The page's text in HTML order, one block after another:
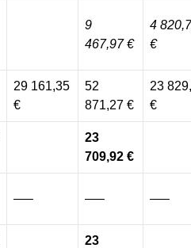
9
467,97€
4
€
29 161,35
€
52
871,27 €
23
€
23
709,92 €
—– —– —–
23